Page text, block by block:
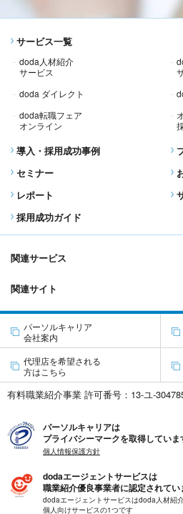
サービス一覧
doda人材紹介
サービス
doda ダイレクト
doda転職フェア
オンライン
導入・採用成功事例
セミナー
レポート
採用成功ガイド
関連サービス
関連サイト
パーソルキャリア
会社案内
代理店を希望される
方はこちら
有料職業紹介事業 許可番号：13-ユ-
パーソルキャリアは
プライバシーマークを取得していま
個人情報保護方針
dodaエージェントサービスは
職業紹介優良事業者に認定されてい
dodaエージェントサービスはdoda人材紹
個人向けサービスの1つです